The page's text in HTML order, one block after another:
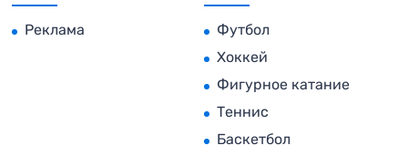
Реклама
Футбол
Хоккей
Фигурное катание
Теннис
Баскетбол